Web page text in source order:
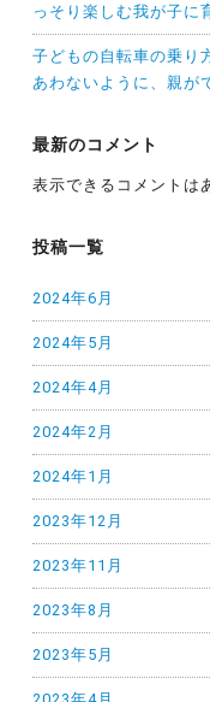
っそり楽しむ我が子に
子どもの自転車の乗り
あわないように、親が
最新のコメント
表示できるコメントは
投稿一覧
2024年6月
2024年5月
2024年4月
2024年2月
2024年1月
2023年12月
2023年11月
2023年8月
2023年5月